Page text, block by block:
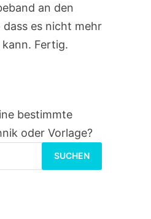
an den
dass es nicht mehr
Fertig.
bestimmte
oder Vorlage?
nach: